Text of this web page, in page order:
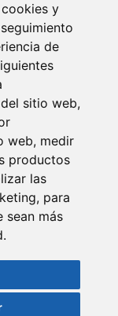
y
de
sitio web,
web, medir
productos
las
, para
sean más
.
beneficiaria del
objetivo es
al cual ha
Internacional
online en
Para ello ha
DIGITAL de la
de hacer Europa